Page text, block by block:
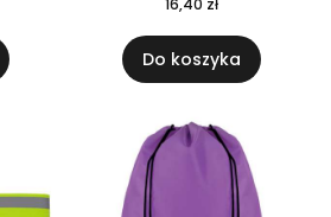
16,40 zł
Do koszyka